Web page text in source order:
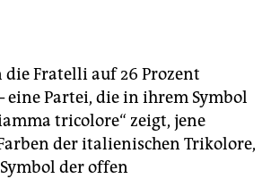
die Fratelli auf 26 Prozent
eine Partei, die in ihrem Symbol
tricolore“ zeigt, jene
der italienischen Trikolore,
der offen